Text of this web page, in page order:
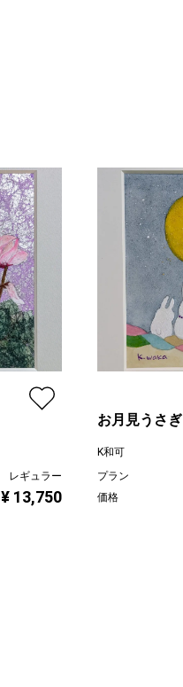
レギュラー
¥ 13,750
お月見うさぎ
K和可
プラン
価格